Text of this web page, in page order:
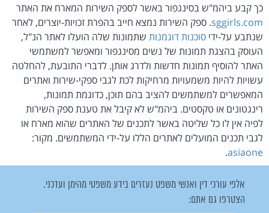
כך קבע ביהמ"ש בסינגפור באשר לספק השירות המארח את האתר
sggirls.com. ספק השירות נמצא חייב בהפרת זכויות-יוצרים, לאחר
שנתבע על-ידי סוכנות דוגמנות שתמונות שלה הועלו לאתר הנ"ל,
העוסק בהצגת תמונות של נשים מסינגפור ומאפשר למשתמשי
האתר להוסיף תמונות חדשות ולדרג אותן. לדברי התובעת, להחלטה
עשויות להיות משמעויות מרחיקות לכת לגבי ספקי-שירות ואתרים
המאפשרים למשתמשים להציב בהם תוכן, כדוגמת תמונות,
רינגטונים או טקסטים. ביהמ"ש לא קיבל את טענת ספק השירות
לפיה אין לו כל שליטה באשר לתכנים של האתרים שהוא מארח או
לגבי תכנים המועלים לאתרים הללו על-ידי המשתמשים. מקור:
asiaone
.
אלפי עורכי דין ואנשי משפט נעזרים בידע משפטי מהימן ועדכני.
הצטרפו גם אתם: